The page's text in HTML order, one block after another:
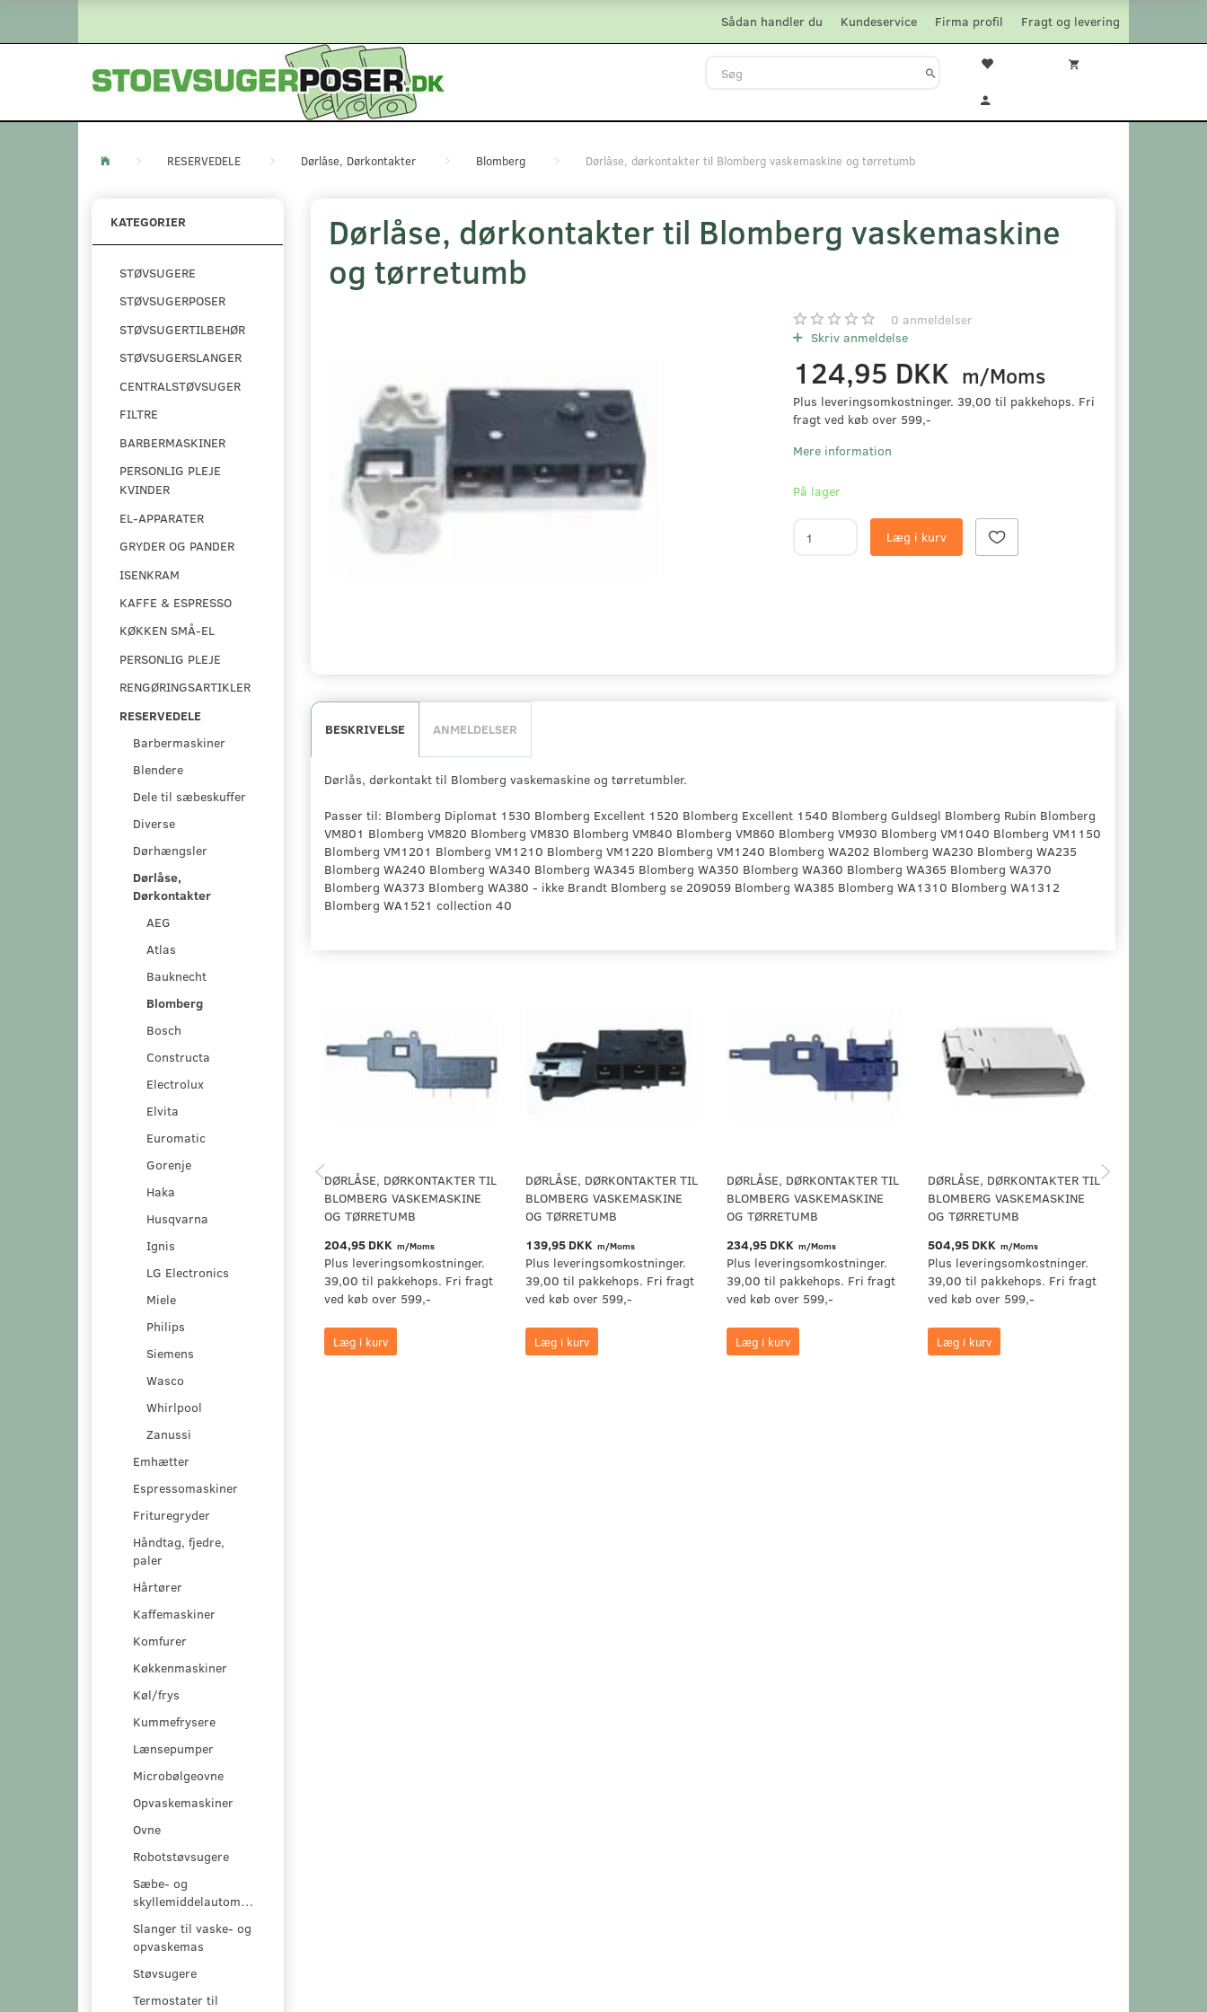
Fragt og levering
Firma profil
Kundeservice
Sådan handler du
RESERVEDELE Dørlåse, Dørkontakter Blomberg Dørlåse, dørkontakter til Blomberg vaskemaskine og tørretumb
KATEGORIER
STØVSUGERE
STØVSUGERPOSER
STØVSUGERTILBEHØR
STØVSUGERSLANGER
CENTRALSTØVSUGER
FILTRE
BARBERMASKINER
PERSONLIG PLEJE
KVINDER
EL-APPARATER
GRYDER OG PANDER
ISENKRAM
KAFFE & ESPRESSO
KØKKEN SMÅ-EL
PERSONLIG PLEJE
RENGØRINGSARTIKLER
RESERVEDELE
Barbermaskiner
Blendere
Dele til sæbeskuffer
Diverse
Dørhængsler
Dørlåse,
Dørkontakter
AEG
Atlas
Bauknecht
Blomberg
Bosch
Constructa
Electrolux
Elvita
Euromatic
Gorenje
Haka
Husqvarna
Ignis
LG Electronics
Miele
Philips
Siemens
Wasco
Whirlpool
Zanussi
Emhætter
Espressomaskiner
Frituregryder
Håndtag, fjedre,
paler
Hårtører
Kaffemaskiner
Komfurer
Køkkenmaskiner
Køl/frys
Kummefrysere
Lænsepumper
Microbølgeovne
Opvaskemaskiner
Ovne
Robotstøvsugere
Sæbe- og
skyllemiddelautomater
Slanger til vaske- og
opvaskemas
Støvsugere
Termostater til
Dørlåse, dørkontakter til Blomberg vaskemaskine
og tørretumb
0 anmeldelser
Skriv anmeldelse
124,95 DKK m/Moms
Plus leveringsomkostninger. 39,00 til pakkehops. Fri
fragt ved køb over 599,-
Mere information
På lager
Læg i kurv
BESKRIVELSE ANMELDELSER
Dørlås, dørkontakt til Blomberg vaskemaskine og tørretumbler.
Passer til: Blomberg Diplomat 1530 Blomberg Excellent 1520 Blomberg Excellent 1540 Blomberg Guldsegl Blomberg Rubin Blomberg
VM801 Blomberg VM820 Blomberg VM830 Blomberg VM840 Blomberg VM860 Blomberg VM930 Blomberg VM1040 Blomberg VM1150
Blomberg VM1201 Blomberg VM1210 Blomberg VM1220 Blomberg VM1240 Blomberg WA202 Blomberg WA230 Blomberg WA235
Blomberg WA240 Blomberg WA340 Blomberg WA345 Blomberg WA350 Blomberg WA360 Blomberg WA365 Blomberg WA370
Blomberg WA373 Blomberg WA380 - ikke Brandt Blomberg se 209059 Blomberg WA385 Blomberg WA1310 Blomberg WA1312
Blomberg WA1521 collection 40
DØRLÅSE, DØRKONTAKTER TIL
BLOMBERG VASKEMASKINE
OG TØRRETUMB
204,95 DKK m/Moms
Plus leveringsomkostninger.
39,00 til pakkehops. Fri fragt
ved køb over 599,-
Læg i kurv
DØRLÅSE, DØRKONTAKTER TIL
BLOMBERG VASKEMASKINE
OG TØRRETUMB
139,95 DKK m/Moms
Plus leveringsomkostninger.
39,00 til pakkehops. Fri fragt
ved køb over 599,-
Læg i kurv
DØRLÅSE, DØRKONTAKTER TIL
BLOMBERG VASKEMASKINE
OG TØRRETUMB
234,95 DKK m/Moms
Plus leveringsomkostninger.
39,00 til pakkehops. Fri fragt
ved køb over 599,-
Læg i kurv
DØRLÅSE, DØRKONTAKTER TIL
BLOMBERG VASKEMASKINE
OG TØRRETUMB
504,95 DKK m/Moms
Plus leveringsomkostninger.
39,00 til pakkehops. Fri fragt
ved køb over 599,-
Læg i kurv